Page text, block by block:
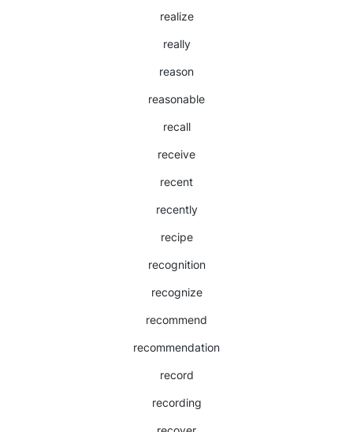
realize
really
reason
reasonable
recall
receive
recent
recently
recipe
recognition
recognize
recommend
recommendation
record
recording